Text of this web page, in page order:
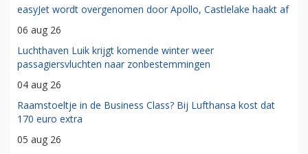
easyJet wordt overgenomen door Apollo, Castlelake haakt af
06 aug 26
Luchthaven Luik krijgt komende winter weer
passagiersvluchten naar zonbestemmingen
04 aug 26
Raamstoeltje in de Business Class? Bij Lufthansa kost dat
170 euro extra
05 aug 26